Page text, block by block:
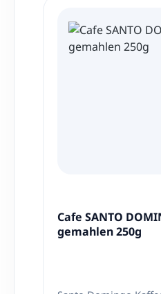
Cafe SANTO
gemahlen 250g